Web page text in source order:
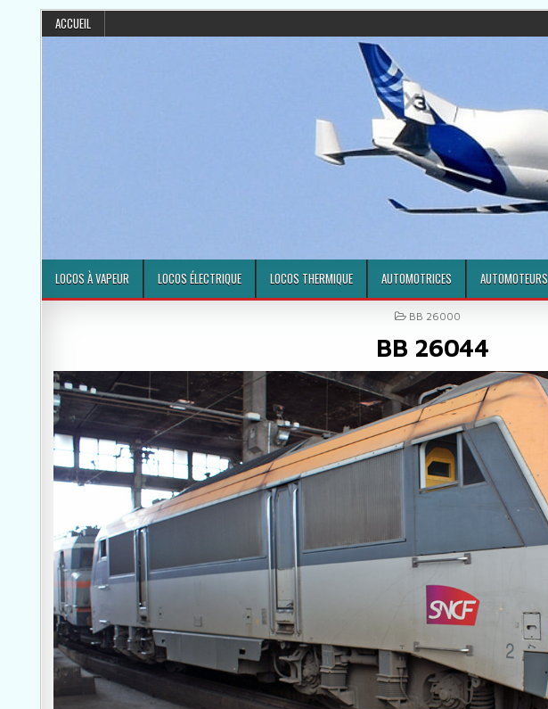
ACCUEIL
LOCOS À VAPEUR LOCOS ÉLECTRIQUE LOCOS THERMIQUE AUTOMOTRICES AUTOMOTEURS
POSTED IN
BB 26000
BB 26044